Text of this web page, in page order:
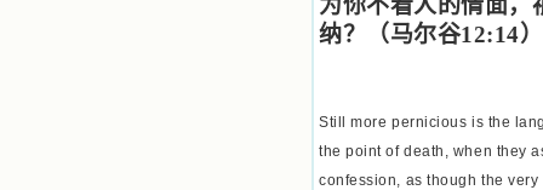
为你不看人的情面，
纳？（马尔谷12:14）
Still more pernicious is the
the point of death, when they
confession, as though the